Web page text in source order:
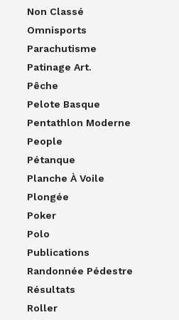
Non Classé
Omnisports
Parachutisme
Patinage Art.
Pêche
Pelote Basque
Pentathlon Moderne
People
Pétanque
Planche À Voile
Plongée
Poker
Polo
Publications
Randonnée Pédestre
Résultats
Roller